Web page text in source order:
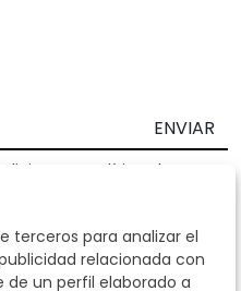
ENVIAR
Política de
informamos que sus
parte de Subastas Segre con la
Puede ejercitar los
terceros para analizar el
relacionada con
de un perfil elaborado a